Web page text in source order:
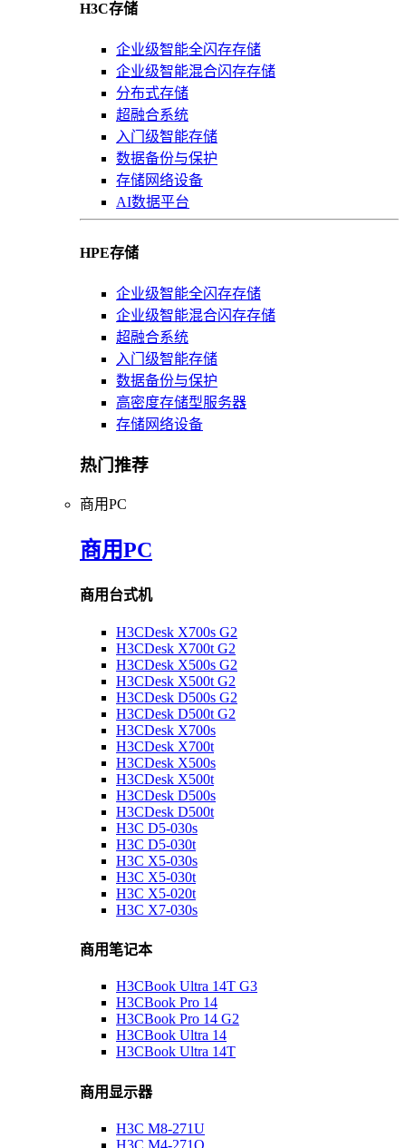
H3C存储
企业级智能全闪存存储
企业级智能混合闪存存储
分布式存储
超融合系统
入门级智能存储
数据备份与保护
存储网络设备
AI数据平台
HPE存储
企业级智能全闪存存储
企业级智能混合闪存存储
超融合系统
入门级智能存储
数据备份与保护
高密度存储型服务器
存储网络设备
热门推荐
商用PC
商用PC
商用台式机
H3CDesk X700s G2
H3CDesk X700t G2
H3CDesk X500s G2
H3CDesk X500t G2
H3CDesk D500s G2
H3CDesk D500t G2
H3CDesk X700s
H3CDesk X700t
H3CDesk X500s
H3CDesk X500t
H3CDesk D500s
H3CDesk D500t
H3C D5-030s
H3C D5-030t
H3C X5-030s
H3C X5-030t
H3C X5-020t
H3C X7-030s
商用笔记本
H3CBook Ultra 14T G3
H3CBook Pro 14
H3CBook Pro 14 G2
H3CBook Ultra 14
H3CBook Ultra 14T
商用显示器
H3C M8-271U
H3C M4-271Q